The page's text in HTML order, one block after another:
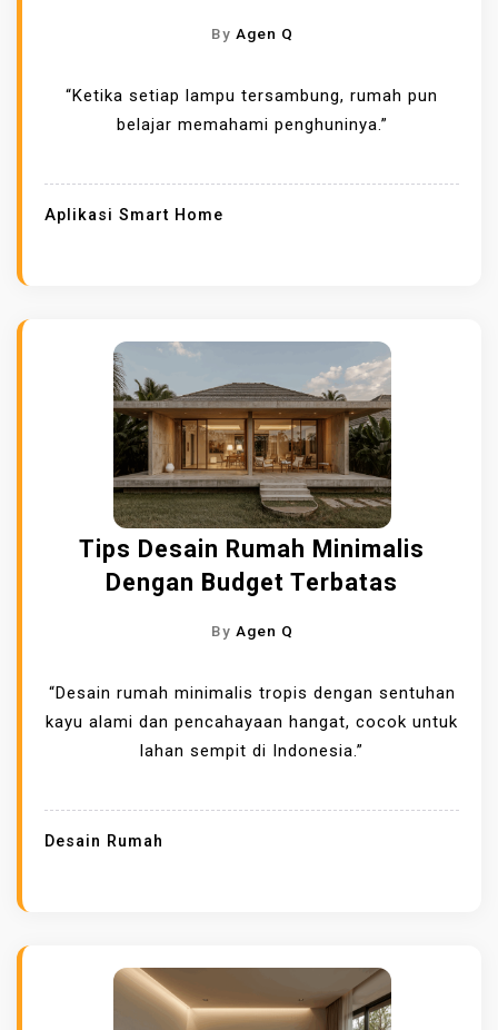
By Agen Q
“Ketika setiap lampu tersambung, rumah pun
belajar memahami penghuninya.”
Aplikasi Smart Home
Tips Desain Rumah Minimalis
Dengan Budget Terbatas
By Agen Q
“Desain rumah minimalis tropis dengan sentuhan
kayu alami dan pencahayaan hangat, cocok untuk
lahan sempit di Indonesia.”
Desain Rumah